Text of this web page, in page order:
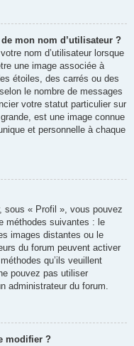
mon nom d’utilisateur ?
nom d’utilisateur lorsque
une image associée à
étoiles, des carrés ou des
le nombre de messages
votre statut particulier sur
est une image connue
et personnelle à chaque
sous « Profil », vous pouvez
méthodes suivantes : le
images distantes ou le
du forum peuvent activer
qu’ils veuillent
pouvez pas utiliser
administrateur du forum.
modifier ?